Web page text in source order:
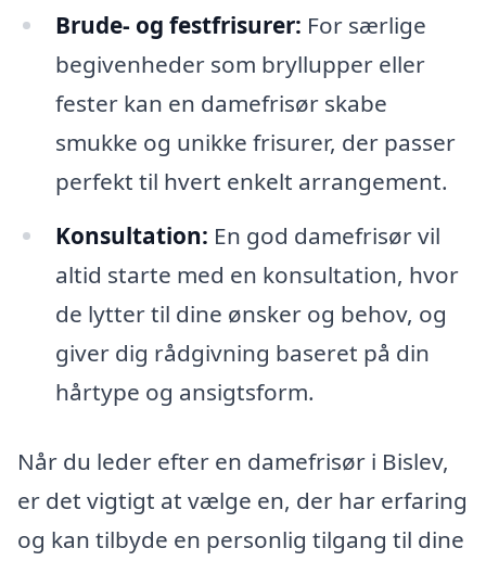
Brude- og festfrisurer: For særlige
begivenheder som bryllupper eller
fester kan en damefrisør skabe
smukke og unikke frisurer, der passer
perfekt til hvert enkelt arrangement.
Konsultation: En god damefrisør vil
altid starte med en konsultation, hvor
de lytter til dine ønsker og behov, og
giver dig rådgivning baseret på din
hårtype og ansigtsform.
Når du leder efter en damefrisør i Bislev,
er det vigtigt at vælge en, der har erfaring
og kan tilbyde en personlig tilgang til dine